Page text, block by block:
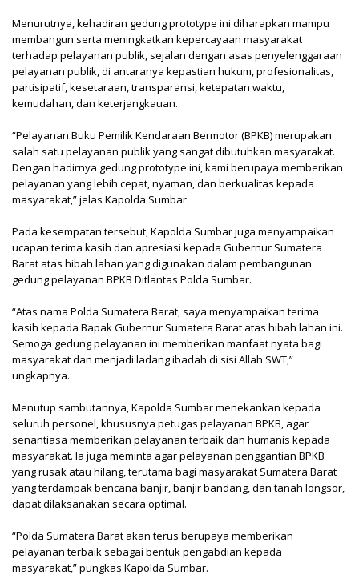
Menurutnya, kehadiran gedung prototype ini diharapkan mampu
membangun serta meningkatkan kepercayaan masyarakat
terhadap pelayanan publik, sejalan dengan asas penyelenggaraan
pelayanan publik, di antaranya kepastian hukum, profesionalitas,
partisipatif, kesetaraan, transparansi, ketepatan waktu,
kemudahan, dan keterjangkauan.
“Pelayanan Buku Pemilik Kendaraan Bermotor (BPKB) merupakan
salah satu pelayanan publik yang sangat dibutuhkan masyarakat.
Dengan hadirnya gedung prototype ini, kami berupaya memberikan
pelayanan yang lebih cepat, nyaman, dan berkualitas kepada
masyarakat,” jelas Kapolda Sumbar.
Pada kesempatan tersebut, Kapolda Sumbar juga menyampaikan
ucapan terima kasih dan apresiasi kepada Gubernur Sumatera
Barat atas hibah lahan yang digunakan dalam pembangunan
gedung pelayanan BPKB Ditlantas Polda Sumbar.
“Atas nama Polda Sumatera Barat, saya menyampaikan terima
kasih kepada Bapak Gubernur Sumatera Barat atas hibah lahan ini.
Semoga gedung pelayanan ini memberikan manfaat nyata bagi
masyarakat dan menjadi ladang ibadah di sisi Allah SWT,”
ungkapnya.
Menutup sambutannya, Kapolda Sumbar menekankan kepada
seluruh personel, khususnya petugas pelayanan BPKB, agar
senantiasa memberikan pelayanan terbaik dan humanis kepada
masyarakat. Ia juga meminta agar pelayanan penggantian BPKB
yang rusak atau hilang, terutama bagi masyarakat Sumatera Barat
yang terdampak bencana banjir, banjir bandang, dan tanah longsor,
dapat dilaksanakan secara optimal.
“Polda Sumatera Barat akan terus berupaya memberikan
pelayanan terbaik sebagai bentuk pengabdian kepada
masyarakat,” pungkas Kapolda Sumbar.